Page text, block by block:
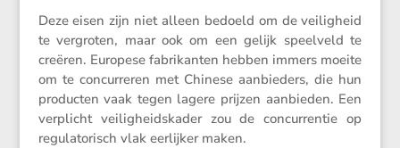
Deze eisen zijn niet alleen bedoeld om de veilig­heid
te vergroten, maar ook om een gelijk speel­veld te
creëren. Europese fabri­kanten hebben immers moeite
om te concur­reren met Chinese aanbie­ders, die hun
producten vaak tegen lagere prijzen aanbieden. Een
verplicht veilig­heids­kader zou de concur­rentie op
regula­to­risch vlak eerlijker maken.